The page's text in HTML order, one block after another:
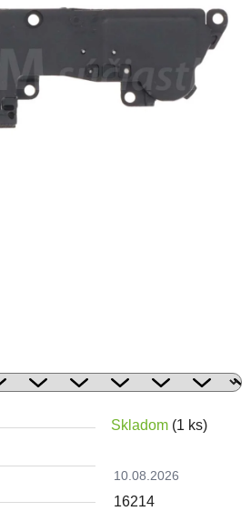
Skladom (1 ks)
10.08.2026
16214